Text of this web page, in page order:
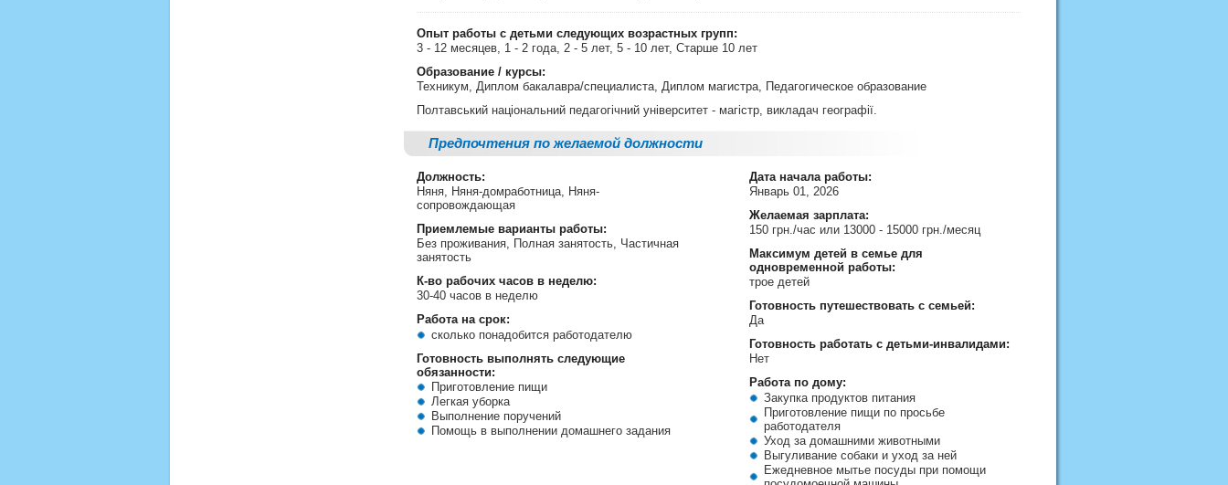
Опыт работы с детьми следующих возрастных групп:
3 - 12 месяцев, 1 - 2 года, 2 - 5 лет, 5 - 10 лет, Старше 10 лет
Образование / курсы:
Техникум, Диплом бакалавра/специалиста, Диплом магистра, Педагогическое образование
Полтавський національний педагогічний університет - магістр, викладач географії.
Предпочтения по желаемой должности
Должность:
Няня, Няня-домработница, Няня-
сопровождающая
Приемлемые варианты работы:
Без проживания, Полная занятость, Частичная
занятость
К-во рабочих часов в неделю:
30-40 часов в неделю
Работа на срок:
сколько понадобится работодателю
Готовность выполнять следующие
обязанности:
Приготовление пищи
Легкая уборка
Выполнение поручений
Помощь в выполнении домашнего задания
Дата начала работы:
Январь 01, 2026
Желаемая зарплата:
150 грн./час или 13000 - 15000 грн./месяц
Максимум детей в семье для
одновременной работы:
трое детей
Готовность путешествовать с семьей:
Да
Готовность работать с детьми-инвалидами:
Нет
Работа по дому:
Закупка продуктов питания
Приготовление пищи по просьбе
работодателя
Уход за домашними животными
Выгуливание собаки и уход за ней
Ежедневное мытье посуды при помощи